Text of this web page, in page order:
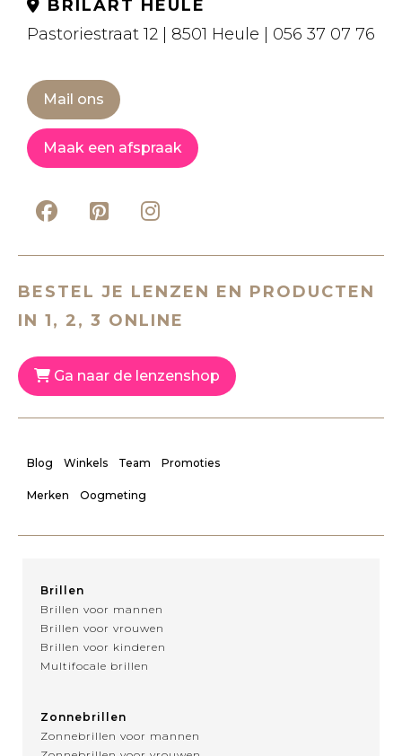
BRILART HEULE
Pastoriestraat 12 | 8501 Heule | 056 37 07 76
Mail ons
Maak een afspraak
BESTEL JE LENZEN EN PRODUCTEN
IN 1, 2, 3 ONLINE
Ga naar de lenzenshop
Blog Winkels Team Promoties
Merken Oogmeting
Brillen
Brillen voor mannen
Brillen voor vrouwen
Brillen voor kinderen
Multifocale brillen
Zonnebrillen
Zonnebrillen voor mannen